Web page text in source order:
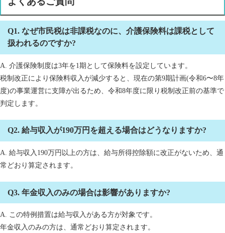
Q1. なぜ市民税は非課税なのに、介護保険料は課税として
扱われるのですか?
A. 介護保険制度は3年を1期として保険料を設定しています。
税制改正により保険料収入が減少すると、現在の第9期計画(令和6〜8年
度)の事業運営に支障が出るため、令和8年度に限り税制改正前の基準で
判定します。
Q2. 給与収入が190万円を超える場合はどうなりますか?
A. 給与収入190万円以上の方は、給与所得控除額に改正がないため、通
常どおり算定されます。
Q3. 年金収入のみの場合は影響がありますか?
A. この特例措置は給与収入がある方が対象です。
年金収入のみの方は、通常どおり算定されます。